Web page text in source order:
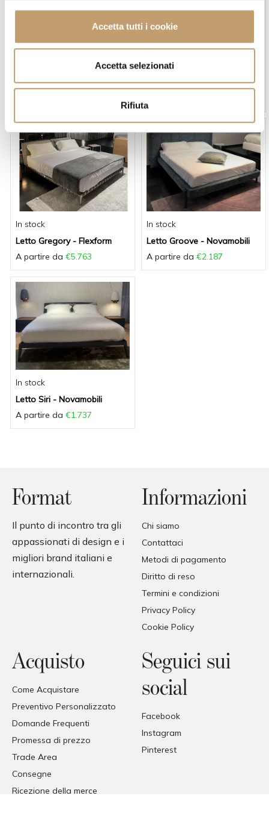
Accetta tutti i cookie
Accetta selezionati
Rifiuta
Comò Kelly - Poliform
In stock
Letto Ada - Ditre Italia
In stock
Letto Gregory - Flexform
A partire da €5.763
In stock
Letto Groove - Novamobili
A partire da €2.187
In stock
Letto Siri - Novamobili
A partire da €1.737
Format
Il punto di incontro tra gli
appassionati di design e i
migliori brand italiani e
internazionali.
Informazioni
Chi siamo
Contattaci
Metodi di pagamento
Diritto di reso
Termini e condizioni
Privacy Policy
Cookie Policy
Acquisto
Come Acquistare
Preventivo Personalizzato
Domande Frequenti
Promessa di prezzo
Trade Area
Consegne
Ricezione della merce
Seguici sui
social
Facebook
Instagram
Pinterest